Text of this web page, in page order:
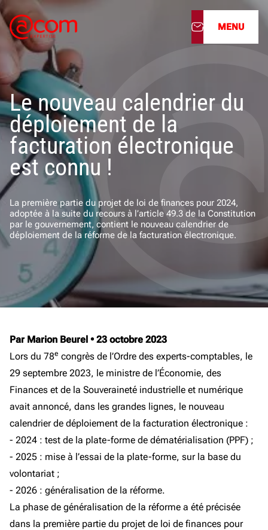
Nos services
Nos cabinets
Nos filiales
Actualités
Nous rejoindre
MENU
Le nouveau calendrier du
déploiement de la
facturation électronique
est connu !
La première partie du projet de loi de finances pour 2024,
adoptée à la suite du recours à l’article 49.3 de la Constitution
par le gouvernement, contient le nouveau calendrier de
déploiement de la réforme de la facturation électronique.
Par Marion Beurel • 23 octobre 2023
Lors du 78e congrès de l’Ordre des experts-comptables, le
29 septembre 2023, le ministre de l’Économie, des
Finances et de la Souveraineté industrielle et numérique
avait annoncé, dans les grandes lignes, le nouveau
calendrier de déploiement de la facturation électronique :
- 2024 : test de la plate-forme de dématérialisation (PPF) ;
- 2025 : mise à l’essai de la plate-forme, sur la base du
volontariat ;
- 2026 : généralisation de la réforme.
La phase de généralisation de la réforme a été précisée
dans la première partie du projet de loi de finances pour